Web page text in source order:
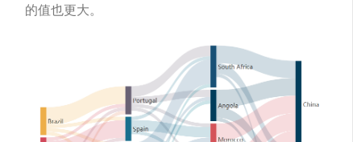
的值也更大。